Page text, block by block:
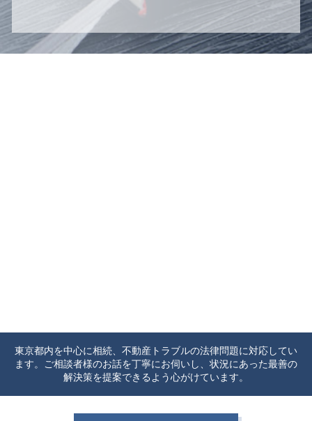
東京都内を中心に相続、不動産トラブルの法律問題に対応してい
ます。ご相談者様のお話を丁寧にお伺いし、状況にあった最善の
解決策を提案できるよう心がけています。